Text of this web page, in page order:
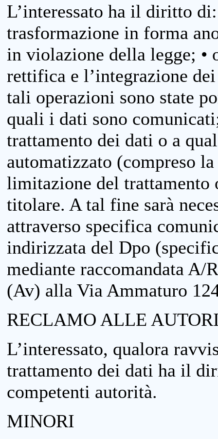
L’interessato ha il diritto
trasformazione in forma
in violazione della legge; •
rettifica e l’integrazione
tali operazioni sono state
quali i dati sono
trattamento dei dati o a
automatizzato (compreso
limitazione del trattamento
titolare. A tal fine sarà
attraverso specifica
indirizzata del Dpo
mediante raccomandata
(Av) alla Via Ammaturo
RECLAMO ALLE
L’interessato, qualora
trattamento dei dati ha il
competenti autorità.
MINORI